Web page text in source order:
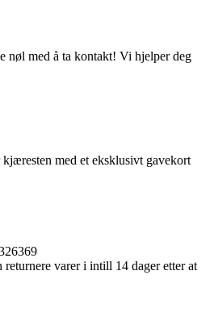
nøl med å ta kontakt! Vi hjelper deg
med et eksklusivt gavekort
returnere varer i intill 14 dager etter at